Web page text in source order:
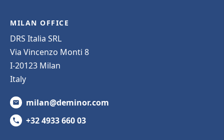
MILAN OFFICE
DRS Italia SRL
Via Vincenzo Monti 8
I-20123 Milan
Italy
milan@deminor.com
+32 4933 660 03